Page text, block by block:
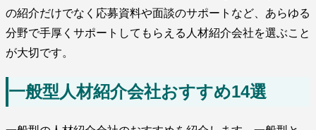
の紹介だけでなく応募資料や面談のサポートなど、あらゆる
分野で手厚くサポートしてもらえる人材紹介会社を選ぶこと
が大切です。
一般型人材紹介会社おすすめ14選